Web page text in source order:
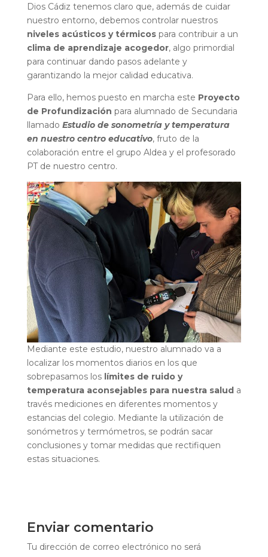
Dios Cádiz tenemos claro que, además de cuidar
nuestro entorno, debemos controlar nuestros
niveles acústicos y térmicospara contribuir a un
clima de aprendizaje acogedor, algo primordial
para continuar dando pasos adelante y
garantizando la mejor calidad educativa.
Para ello, hemos puesto en marcha este Proyecto
de Profundización para alumnado de Secundaria
llamado Estudio de sonometría y temperatura
en nuestro centro educativo, fruto de la
colaboración entre el grupo Aldea y el profesorado
PT de nuestro centro.
Mediante este estudio, nuestro alumnado va a
localizar los momentos diarios en los que
sobrepasamos los límites de ruido y
temperatura aconsejables para nuestra saluda
través mediciones en diferentes momentos y
estancias del colegio. Mediante la utilización de
sonómetros y termómetros, se podrán sacar
conclusiones y tomar medidas que rectifiquen
estas situaciones.
Enviar comentario
Tu dirección de correo electrónico no será